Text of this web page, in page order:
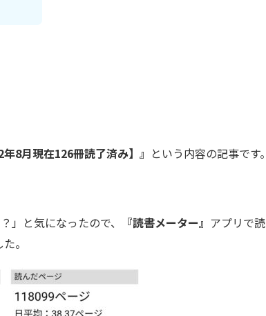
8月現在126冊読了済み】』 という内容の記事です。
」と気になったので、 『読書メーター』 アプリで読
。